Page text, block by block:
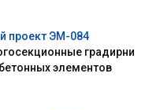
проект ЭМ-084
градирни
элементов